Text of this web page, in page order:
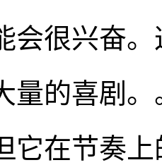
会很兴奋
量的喜剧
它在节奏